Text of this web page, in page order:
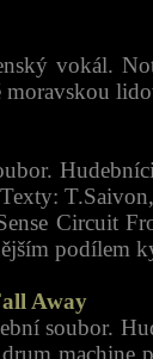
vokál.
Circuit
podílem
Away
soubor.
drum